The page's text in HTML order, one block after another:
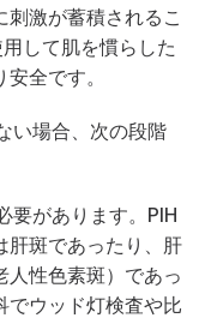
刺激が蓄積されるこ
して肌を慣らした
全です。
い場合、次の段階
要があります。PIH
肝斑であったり、肝
人性色素斑）であっ
でウッド灯検査や比